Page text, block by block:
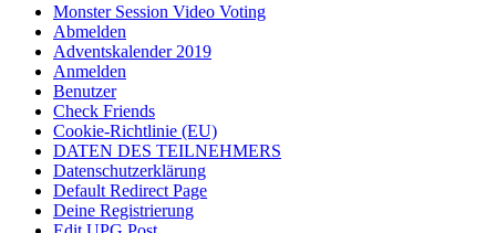
Monster Session Video Voting
Abmelden
Adventskalender 2019
Anmelden
Benutzer
Check Friends
Cookie-Richtlinie (EU)
DATEN DES TEILNEHMERS
Datenschutzerklärung
Default Redirect Page
Deine Registrierung